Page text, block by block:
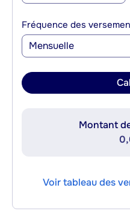
Fréquence des
Mensuelle
Montant
Voir tableau des